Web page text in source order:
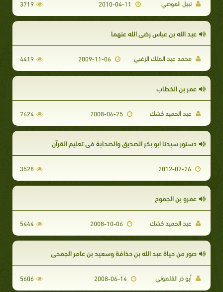
نبيل العوضي 3719
عبد الله بن عباس رضي الله عنهما
محمد عبد الملك الزغبي 4419
عمر بن الخطاب
عبد الحميد كشك 7624
دستور سيدنا ابو بكر الصديق والصحابة في تعليم القرآن
3528
عمرو بن الجموح
عبد الحميد كشك 5444
صور من حياة عبد الله بن حذافة وسعيد بن عامر الجمحي
أبو ذر القلموني 5606